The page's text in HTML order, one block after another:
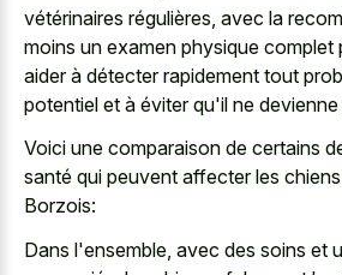
vétérinaires régulières, avec la
moins un examen physique complet
aider à détecter rapidement tout
potentiel et à éviter qu'il ne
Voici une comparaison de certains
santé qui peuvent affecter les
Borzois:
Dans l'ensemble, avec des soins et